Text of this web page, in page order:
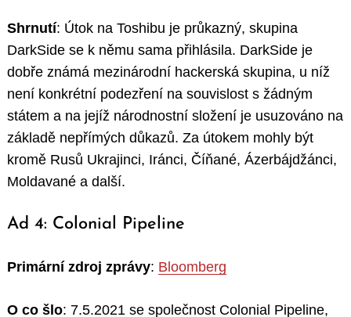
Shrnutí: Útok na Toshibu je průkazný, skupina
DarkSide se k němu sama přihlásila. DarkSide je
dobře známá mezinárodní hackerská skupina, u níž
není konkrétní podezření na souvislost s žádným
státem a na jejíž národnostní složení je usuzováno na
základě nepřímých důkazů. Za útokem mohly být
kromě Rusů Ukrajinci, Iránci, Číňané, Ázerbájdžánci,
Moldavané a další.
Ad 4: Colonial Pipeline
Primární zdroj zprávy: Bloomberg
O co šlo: 7.5.2021 se společnost Colonial Pipeline,